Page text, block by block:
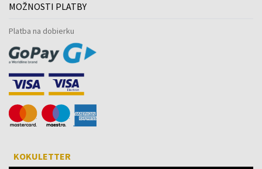
MOŽNOSTI PLATBY
Platba na dobierku
KOKULETTER